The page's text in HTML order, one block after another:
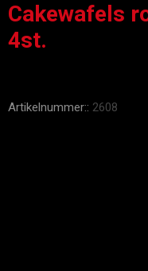
Cakewafels
4st.
Artikelnummer:: 2608